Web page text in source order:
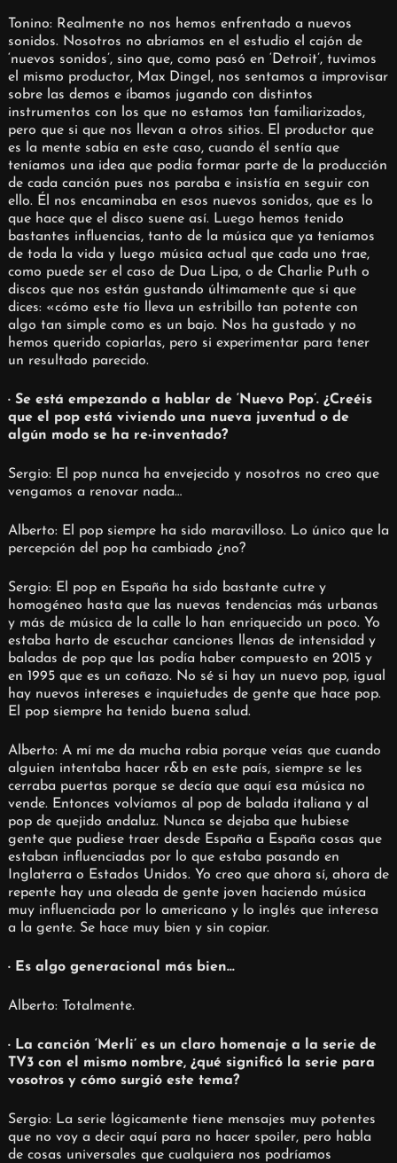
Tonino: Realmente no nos hemos enfrentado a nuevos
sonidos. Nosotros no abríamos en el estudio el cajón de
‘nuevos sonidos’, sino que, como pasó en ‘Detroit’, tuvimos
el mismo productor, Max Dingel, nos sentamos a improvisar
sobre las demos e íbamos jugando con distintos
instrumentos con los que no estamos tan familiarizados,
pero que si que nos llevan a otros sitios. El productor que
es la mente sabía en este caso, cuando él sentía que
teníamos una idea que podía formar parte de la producción
de cada canción pues nos paraba e insistía en seguir con
ello. Él nos encaminaba en esos nuevos sonidos, que es lo
que hace que el disco suene así. Luego hemos tenido
bastantes influencias, tanto de la música que ya teníamos
de toda la vida y luego música actual que cada uno trae,
como puede ser el caso de Dua Lipa, o de Charlie Puth o
discos que nos están gustando últimamente que si que
dices: «cómo este tío lleva un estribillo tan potente con
algo tan simple como es un bajo. Nos ha gustado y no
hemos querido copiarlas, pero si experimentar para tener
un resultado parecido.
· Se está empezando a hablar de ‘Nuevo Pop’. ¿Creéis
que el pop está viviendo una nueva juventud o de
algún modo se ha re-inventado?
Sergio: El pop nunca ha envejecido y nosotros no creo que
vengamos a renovar nada…
Alberto: El pop siempre ha sido maravilloso. Lo único que la
percepción del pop ha cambiado ¿no?
Sergio: El pop en España ha sido bastante cutre y
homogéneo hasta que las nuevas tendencias más urbanas
y más de música de la calle lo han enriquecido un poco. Yo
estaba harto de escuchar canciones llenas de intensidad y
baladas de pop que las podía haber compuesto en 2015 y
en 1995 que es un coñazo. No sé si hay un nuevo pop, igual
hay nuevos intereses e inquietudes de gente que hace pop.
El pop siempre ha tenido buena salud.
Alberto: A mí me da mucha rabia porque veías que cuando
alguien intentaba hacer r&b en este país, siempre se les
cerraba puertas porque se decía que aquí esa música no
vende. Entonces volvíamos al pop de balada italiana y al
pop de quejido andaluz. Nunca se dejaba que hubiese
gente que pudiese traer desde España a España cosas que
estaban influenciadas por lo que estaba pasando en
Inglaterra o Estados Unidos. Yo creo que ahora sí, ahora de
repente hay una oleada de gente joven haciendo música
muy influenciada por lo americano y lo inglés que interesa
a la gente. Se hace muy bien y sin copiar.
· Es algo generacional más bien…
Alberto: Totalmente.
· La canción ‘Merli’ es un claro homenaje a la serie de
TV3 con el mismo nombre, ¿qué significó la serie para
vosotros y cómo surgió este tema?
Sergio: La serie lógicamente tiene mensajes muy potentes
que no voy a decir aquí para no hacer spoiler, pero habla
de cosas universales que cualquiera nos podríamos